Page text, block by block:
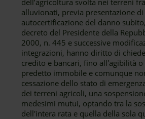
dell’agricoltura svolta nei terreni
alluvionati, previa presentazione di
autocertificazione del danno
decreto del Presidente della
2000, n. 445 e successive
integrazioni, hanno diritto di
credito e bancari, fino all'agibilità
predetto immobile e comunque
cessazione dello stato di
dei terreni agricoli, una
medesimi mutui, optando tra la
dell'intera rata e quella della sola